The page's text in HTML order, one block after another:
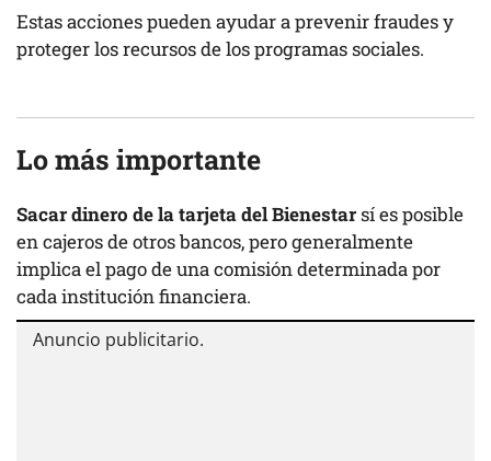
Estas acciones pueden ayudar a prevenir fraudes y
proteger los recursos de los programas sociales.
Lo más importante
Sacar dinero de la tarjeta del Bienestarsí es posible
en cajeros de otros bancos, pero generalmente
implica el pago de una comisión determinada por
cada institución financiera.